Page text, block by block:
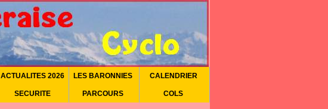
ACTUALITES 2026 LES BARONNIES CALENDRIER
SECURITE PARCOURS COLS